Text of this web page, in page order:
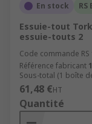
En stock
Essuie-tout
essuie-touts 2
Code commande RS
Référence fabricant
Sous-total (1 boîte
61,48 €HT
Quantité